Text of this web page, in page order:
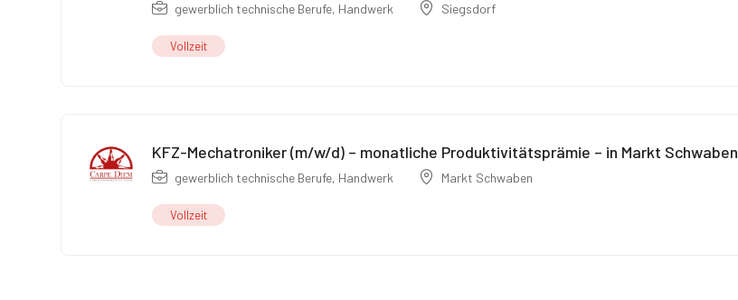
gewerblich technische Berufe, Handwerk Siegsdorf
Vollzeit
KFZ-Mechatroniker (m/w/d) – monatliche Produktivitätsprämie – in Markt Schwaben
gewerblich technische Berufe, Handwerk Markt Schwaben
Vollzeit